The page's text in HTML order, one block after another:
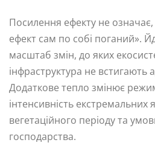
Посилення ефекту не
ефект сам по собі поганий».
масштаб змін, до яких
інфраструктура не встигають
Додаткове тепло змінює
інтенсивність екстремальних
вегетаційного періоду та
господарства.